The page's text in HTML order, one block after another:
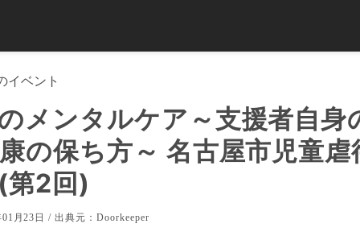
イベント
メンタルケア～支援者自身
の保ち方～ 名古屋市児童虐
第2回)
月23日 / 出典元：Doorkeeper